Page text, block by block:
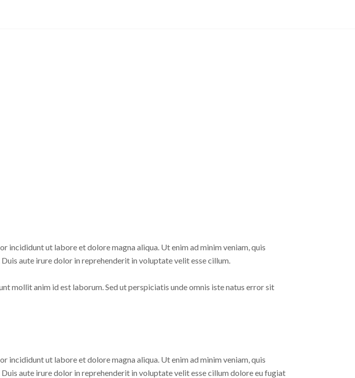
incididunt ut labore et dolore magna aliqua. Ut enim ad minim veniam, quis
aute irure dolor in reprehenderit in voluptate velit esse cillum.
mollit anim id est laborum. Sed ut perspiciatis unde omnis iste natus error sit
incididunt ut labore et dolore magna aliqua. Ut enim ad minim veniam, quis
aute irure dolor in reprehenderit in voluptate velit esse cillum dolore eu fugiat